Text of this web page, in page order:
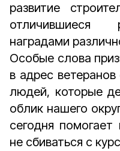
развитие
отличившиеся
наградами
Особые слова
в адрес
людей, которые
облик нашего
сегодня
не сбиваться с